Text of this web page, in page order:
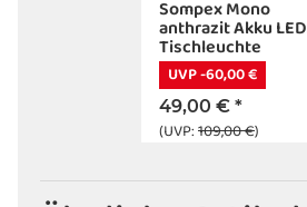
Sompex Mono
anthrazit Akku LED
Tischleuchte
Outdoorleuchte
UVP -60,00 €
49,00 € *
(UVP:109,00 €)